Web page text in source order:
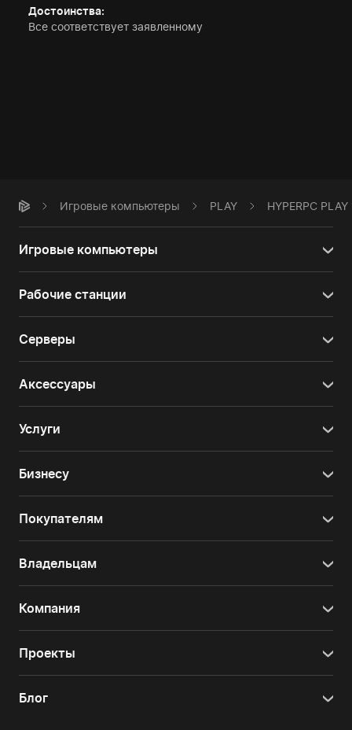
Достоинства:
Все соответствует заявленному
Игровые компьютеры PLAY HYPERPC PLAY
Игровые компьютеры
Рабочие станции
Серверы
Аксессуары
Услуги
Бизнесу
Покупателям
Владельцам
Компания
Проекты
Блог